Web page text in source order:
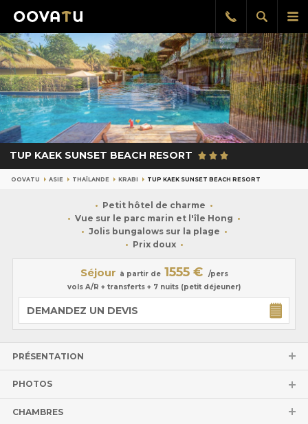
le
Afficher
la
Rappel
gratuit
TUP KAEK SUNSET BEACH RESORT
OOVATU ASIE THAÏLANDE KRABI TUP KAEK SUNSET BEACH RESORT
Petit hôtel de charme
Vue sur le parc marin et l'île Hong
Jolis bungalows sur la plage
Prix doux
Séjour à partir de 1555 €
/pers
vols A/R + transferts + 7 nuits (petit déjeuner)
DEMANDEZ UN DEVIS
PRÉSENTATION
PHOTOS
CHAMBRES